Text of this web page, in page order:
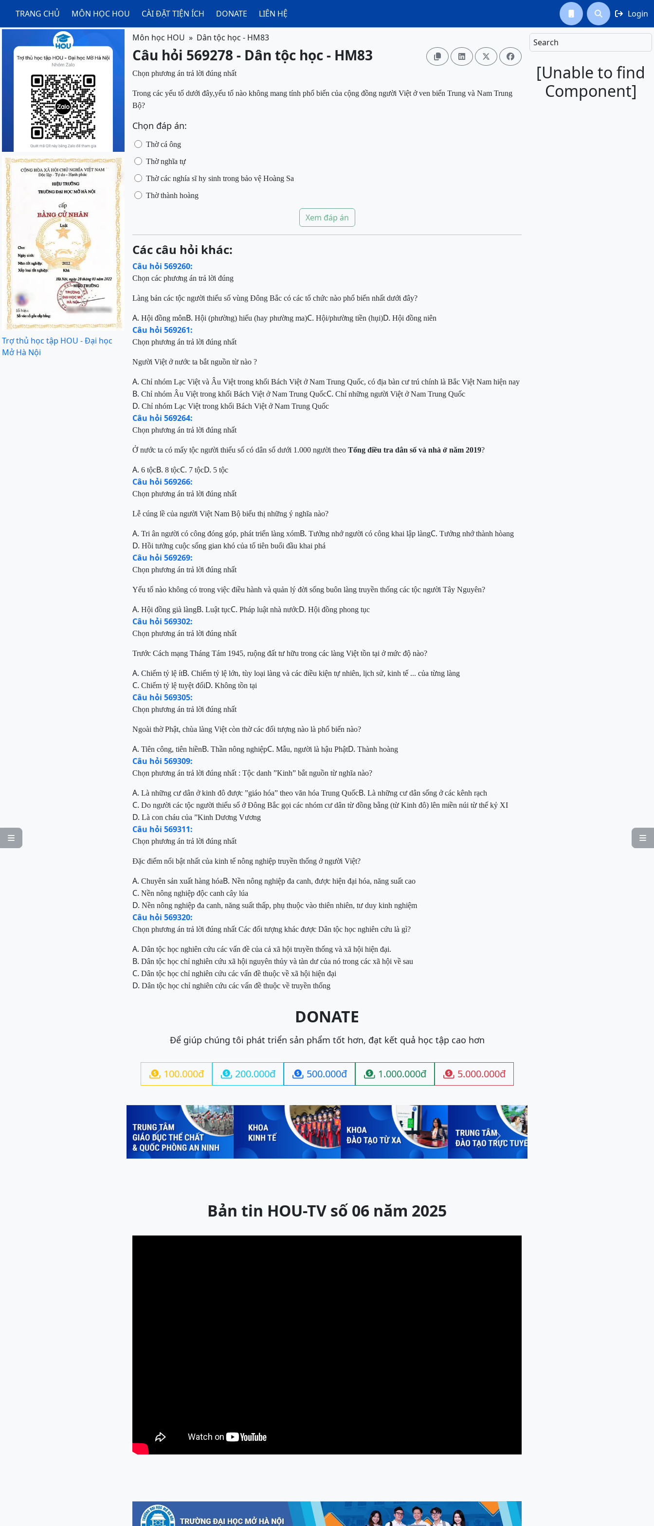
TRANG CHỦ MÔN HỌC HOU CÀI ĐẶT TIỆN ÍCH DONATE LIÊN HỆ   Login

Search
[Unable to find
Component]

Trợ thủ học tập HOU - Đại học
Mở Hà Nội
Môn học HOU Dân tộc học - HM83
Câu hỏi 569278 - Dân tộc học - HM83    
Chọn phương án trả lời đúng nhất
Trong các yếu tố dưới đây,yếu tố nào không mang tính phổ biến của cộng đồng người Việt ởven biển Trung và Nam Trung
Bộ?
Chọn đáp án:
Thờ cá ông
Thờ nghĩa tự
Thờ các nghía sĩ hy sinh trong bảo vệ Hoàng Sa
Thờ thành hoàng
Xem đáp án
Các câu hỏi khác:
Câu hỏi 569260:
Chọn các phương án trả lời đúng
Làng bản các tộc người thiểu số vùng Đông Bắc có các tổ chức nào phổ biến nhất dưới đây?
A. Hội đồng mônB. Hội (phường) hiếu (hay phường ma)C. Hội/phường tiền (hụi)D. Hội đồng niên
Câu hỏi 569261:
Chọn phương án trả lời đúng nhất
Người Việt ở nước ta bắt nguồn từ nào ?
A. Chỉ nhóm Lạc Việt và Âu Việt trong khối Bách Việt ở Nam Trung Quốc, có địa bàn cư trú chính là Bắc Việt Nam hiện nay
B. Chỉ nhóm Âu Việt trong khối Bách Việt ở Nam Trung QuốcC. Chỉ những người Việt ở Nam Trung Quốc
D. Chỉ nhóm Lạc Việt trong khối Bách Việt ở Nam Trung Quốc
Câu hỏi 569264:
Chọn phương án trả lời đúng nhất
Ở nước ta có mấy tộc người thiểu số có dân số dưới 1.000 người theo Tổng điều tra dân số và nhà ở năm 2019?
A. 6 tộcB. 8 tộcC. 7 tộcD. 5 tộc
Câu hỏi 569266:
Chọn phương án trả lời đúng nhất
Lễ cúng lề của người Việt Nam Bộ biểu thị những ý nghĩa nào?
A. Tri ân người có công đóng góp, phát triển làng xómB. Tưởng nhớ người có công khai lập làngC. Tưởng nhớthành hòang
D. Hồi tưởng cuộc sống gian khó của tổ tiên buổi đầu khai phá
Câu hỏi 569269:
Chọn phương án trả lời đúng nhất
Yếu tố nào không có trong việc điều hành và quản lý đời sống buôn làng truyền thống các tộc người Tây Nguyên?
A. Hội đồng già làngB. Luật tụcC. Pháp luật nhà nướcD. Hội đồng phong tục
Câu hỏi 569302:
Chọn phương án trả lời đúng nhất
Trước Cách mạng Tháng Tám 1945, ruộng đất tư hữu trong các làng Việt tồn tại ở mức độ nào?
A. Chiếm tỷ lệ ítB. Chiếm tỷ lệ lớn, tùy loại làng và các điều kiện tự nhiên, lịch sử, kinh tế ... của từng làng
C. Chiếm tỷ lệ tuyệt đốiD. Không tồn tại
Câu hỏi 569305:
Chọn phương án trả lời đúng nhất
Ngoài thờ Phật, chùa làng Việt còn thờ các đối tượng nào là phổ biến nào?
A. Tiên công, tiên hiềnB. Thần nông nghiệpC. Mẫu, người là hậu PhậtD. Thành hoàng
Câu hỏi 569309:
Chọn phương án trả lời đúng nhất : Tộc danh ”Kinh” bắt nguồn từ nghĩa nào?
A. Là những cư dân ở kinh đô được ”giáo hóa” theo văn hóa Trung QuốcB. Là những cư dân sống ở các kênh rạch
C. Do người các tộc người thiểu số ở Đông Bắc gọi các nhóm cư dân từ đồng bằng (từ Kinh đô) lên miền núi từ thế kỷ XI
D. Là con cháu của ”Kinh Dương Vương
Câu hỏi 569311:
Chọn phương án trả lời đúng nhất
Đặc điểm nổi bật nhất của kinh tế nông nghiệp truyền thống ở người Việt?
A. Chuyên sản xuất hàng hóaB. Nền nông nghiệp đa canh, được hiện đại hóa, năng suất cao
C. Nền nông nghiệp độc canh cây lúa
D. Nền nông nghiệp đa canh, năng suất thấp, phụ thuộc vào thiên nhiên, tư duy kinh nghiệm
Câu hỏi 569320:
Chọn phương án trả lời đúng nhất Các đối tượng khác được Dân tộc học nghiên cứu là gì?
A. Dân tộc học nghiên cứu các vấn đề của cả xã hội truyền thống và xã hội hiện đại.
B. Dân tộc học chỉ nghiên cứu xã hội nguyên thủy và tàn dư của nó trong các xã hội về sau
C. Dân tộc học chỉ nghiên cứu các vấn đề thuộc về xã hội hiện đại
D. Dân tộc học chỉ nghiên cứu các vấn đề thuộc về truyền thống
DONATE
Để giúp chúng tôi phát triển sản phẩm tốt hơn, đạt kết quả học tập cao hơn
 100.000đ  200.000đ  500.000đ  1.000.000đ  5.000.000đ
Previous Next
Bản tin HOU-TV số 06 năm 2025